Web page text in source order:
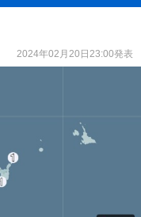
2024年02月20日23:00発表